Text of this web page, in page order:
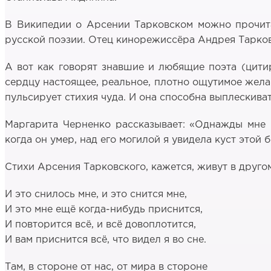
В Википедии о Арсении Тарковском можно
русской поэзии. Отец кинорежиссёра Андрея
А вот как говорят знавшие и любящие поэта
сердцу настоящее, реальное, плотно ощутимое
пульсирует стихия чуда. И она способна
Маргарита Черненко рассказывает: «Однажды
когда он умер, над его могилой я увидела куст
Стихи Арсения Тарковского, кажется, живут в
И это снилось мне, и это снится мне,
И это мне ещё когда-нибудь приснится,
И повторится всё, и всё довоплотится,
И вам приснится всё, что видел я во сне.
Там, в стороне от нас, от мира в стороне